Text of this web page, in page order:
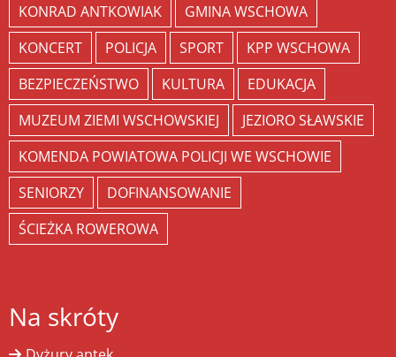
KONRAD ANTKOWIAK
GMINA WSCHOWA
KONCERT
POLICJA SPORT
KPP WSCHOWA
BEZPIECZEŃSTWO
KULTURA
EDUKACJA
MUZEUM ZIEMI WSCHOWSKIEJ
JEZIORO SŁAWSKIE
KOMENDA POWIATOWA POLICJI WE WSCHOWIE
SENIORZY
DOFINANSOWANIE
ŚCIEŻKA ROWEROWA
Na skróty